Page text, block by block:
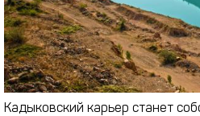
Кадыковский карьер станет